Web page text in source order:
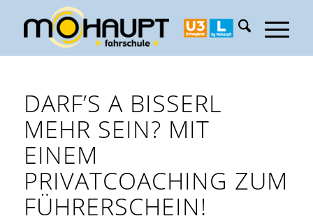
DARF’S A BISSERL
MEHR SEIN? MIT
EINEM
PRIVATCOACHING ZUM
FÜHRERSCHEIN!